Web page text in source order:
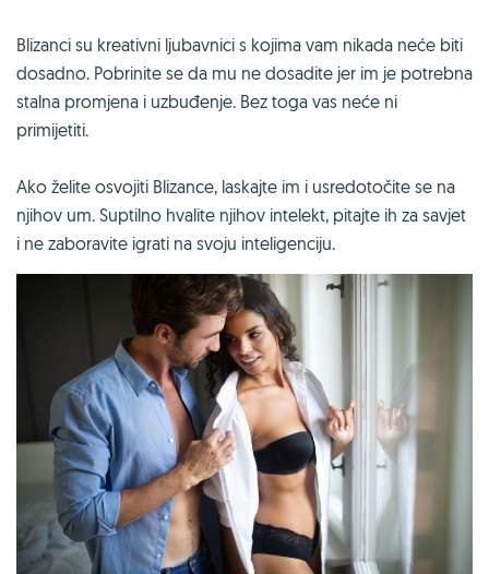
Blizanci su kreativni ljubavnici s kojima vam nikada neće biti
dosadno. Pobrinite se da mu ne dosadite jer im je potrebna
stalna promjena i uzbuđenje. Bez toga vas neće ni
primijetiti.
Ako želite osvojiti Blizance, laskajte im i usredotočite se na
njihov um. Suptilno hvalite njihov intelekt, pitajte ih za savjet
i ne zaboravite igrati na svoju inteligenciju.